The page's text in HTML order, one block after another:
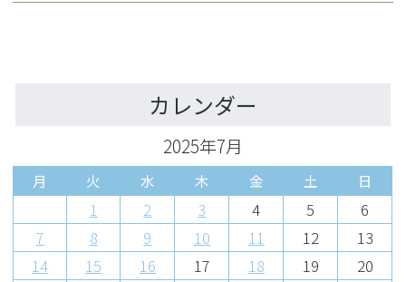
カレンダー
2025年7月
月 火 水 木 金 土 日
1 2 3 4 5
6
7
8 9 10 11 12
13
14
15 16 17 18 19
20